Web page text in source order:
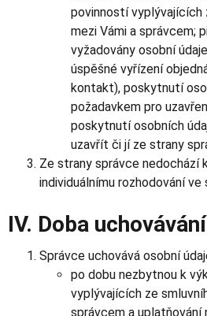
povinností vyplývajících
mezi Vámi a správcem;
vyžadovány osobní
úspěšné vyřízení
kontakt), poskytnutí
požadavkem pro
poskytnutí osobních
uzavřít či jí ze strany
Ze strany správce nedochází
individuálnímu rozhodování ve
IV. Doba
Správce uchovává osobní
po dobu nezbytnou k
vyplývajících ze
správcem a